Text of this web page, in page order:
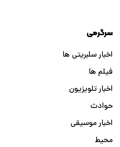
سرگرمی
اخبار سلبریتی ها
فیلم ها
اخبار تلویزیون
حوادث
اخبار موسیقی
محیط